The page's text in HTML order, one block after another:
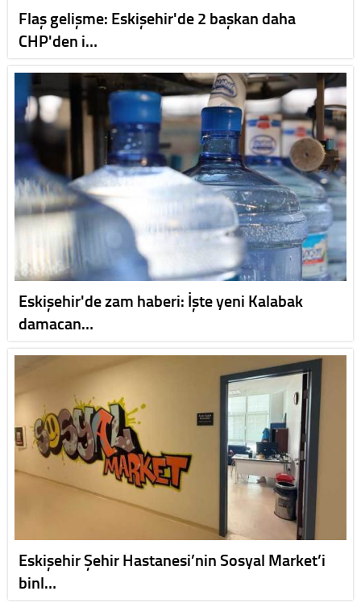
Flaş gelişme: Eskişehir'de 2 başkan daha
CHP'den i…
Eskişehir'de zam haberi: İşte yeni Kalabak
damacan…
Eskişehir Şehir Hastanesi’nin Sosyal Market’i
binl…